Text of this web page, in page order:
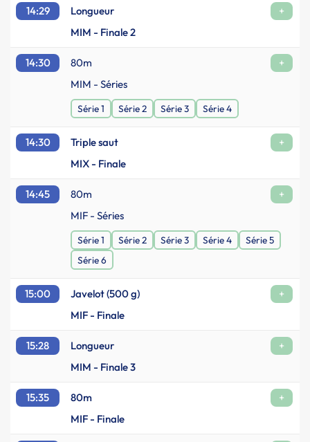
14:29 Longueur
+
MIM - Finale 2
14:30 80m
+
MIM - Séries
Série 1 Série 2 Série 3 Série 4
14:30 Triple saut
+
MIX - Finale
14:45 80m
+
MIF - Séries
Série 1 Série 2 Série 3 Série 4
Série 5
Série 6
15:00 Javelot (500 g)
+
MIF - Finale
15:28 Longueur
+
MIM - Finale 3
15:35 80m
+
MIF - Finale